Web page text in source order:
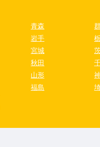
青森
岩手
宮城
秋田
山形
福島